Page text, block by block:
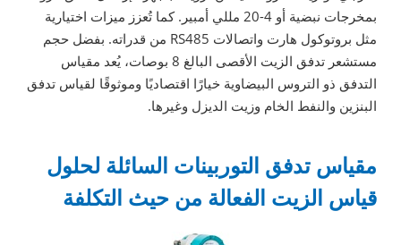
بمخرجات نبضية أو 4-20 مللي أمبير. كما تُعزز ميزات اختيارية
مثل بروتوكول هارت واتصالات RS485 من قدراته. بفضل حجم
مستشعر تدفق الزيت الأقصى البالغ 8 بوصات، يُعد مقياس
التدفق ذو التروس البيضاوية خيارًا اقتصاديًا وموثوقًا لقياس تدفق
البنزين والنفط الخام وزيت الديزل وغيرها.
مقياس تدفق التوربينات السائلة لحلول
قياس الزيت الفعالة من حيث التكلفة